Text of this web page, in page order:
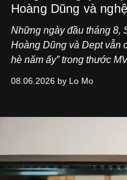
Hoàng Dũng và
Những ngày đầu tháng 8,
Hoàng Dũng và Dept vẫn
hè năm ấy” trong thước
08.06.2026 by Lo Mo